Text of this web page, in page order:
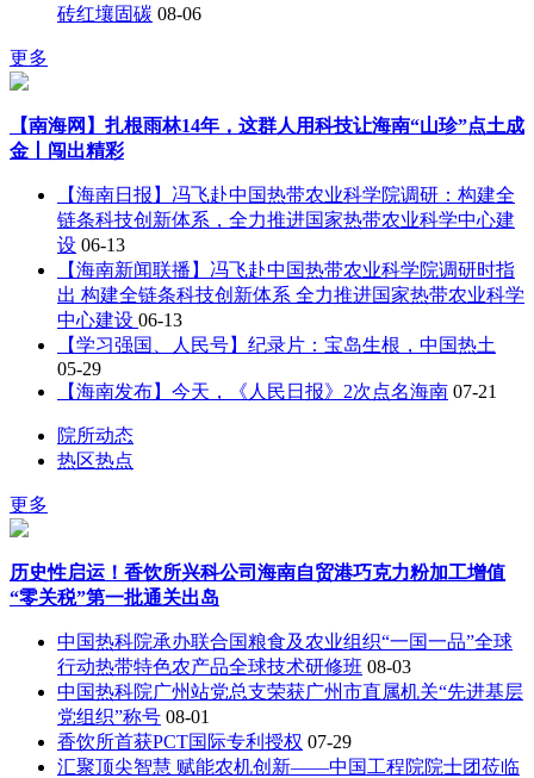
砖红壤固碳 08-06
更多
【南海网】扎根雨林14年，这群人用科技让海南“山珍”点土成
金丨闯出精彩
【海南日报】冯飞赴中国热带农业科学院调研：构建全
链条科技创新体系，全力推进国家热带农业科学中心建
设 06-13
【海南新闻联播】冯飞赴中国热带农业科学院调研时指
出 构建全链条科技创新体系 全力推进国家热带农业科学
中心建设 06-13
【学习强国、人民号】纪录片：宝岛生根，中国热土
05-29
【海南发布】今天，《人民日报》2次点名海南 07-21
院所动态
热区热点
更多
历史性启运！香饮所兴科公司海南自贸港巧克力粉加工增值
“零关税”第一批通关出岛
中国热科院承办联合国粮食及农业组织“一国一品”全球
行动热带特色农产品全球技术研修班 08-03
中国热科院广州站党总支荣获广州市直属机关“先进基层
党组织”称号 08-01
香饮所首获PCT国际专利授权 07-29
汇聚顶尖智慧 赋能农机创新——中国工程院院士团莅临